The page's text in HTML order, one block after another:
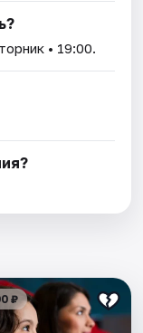
• 19:00.
₽